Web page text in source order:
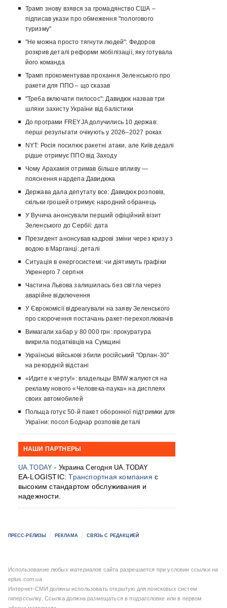
Трамп знову взявся за громадянство США –
підписав укази про обмеження "пологового
туризму"
"Не можна просто тягнути людей": Федоров
розкрив деталі реформи мобілізації, яку готувала
його команда
Трамп прокоментував прохання Зеленського про
ракети для ППО – що сказав
"Треба включати пилосос": Давидюк назвав три
шляхи захисту України від балістики
До програми FREYJA долучились 10 держав:
перші результати очікують у 2026–2027 роках
NYT: Росія посилює ракетні атаки, але Київ дедалі
рідше отримує ППО від Заходу
Чому Арахамія отримав більше впливу —
пояснення нардепа Давидюка
Держава дала депутату все: Давидюк розповів,
скільки грошей отримує народний обранець
У Вучича анонсували перший офіційний візит
Зеленського до Сербії: дата
Президент анонсував кадрові зміни через кризу з
водою в Марганці: деталі
Ситуація в енергосистемі: чи діятимуть графіки
Укренерго 7 серпня
Частина Львова залишилась без світла через
аварійне відключення
У Єврокомісії відреагували на заяву Зеленського
про скорочення постачань ракет-перехоплювачів
Вимагали хабар у 80 000 грн: прокуратура
викрила податківців на Сумщині
Українські військові збили російський "Орлан-30"
на рекордній відстані
«Идите к черту!»: владельцы BMW жалуются на
рекламу нового «Человека-паука» на дисплеях
своих автомобилей
Польща готує 50-й пакет оборонної підтримки для
України: посол Боднар розповів деталі
НАШИ ПАРТНЕРЫ
UA.TODAY - Украина Сегодня UA.TODAY
EA-LOGISTIC:Транспортная компания с
высоким стандартом обслуживания и
надежности.
ПРЕСС-РЕЛИЗЫ РЕКЛАМА СВЯЗЬ С РЕДАКЦИЕЙ
Использование любых материалов сайта разрешается при условии ссылки на
eplus.com.ua
Интернет-СМИ должны использовать открытую для поисковых систем
гиперссылку. Ссылка должна размещаться в подзаголовке или в первом